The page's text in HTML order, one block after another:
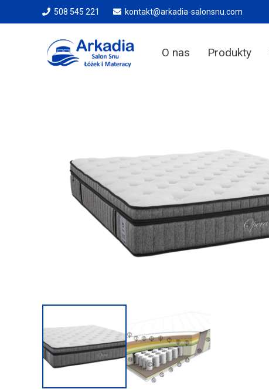
508 545 221 kontakt@arkadia-salonsnu.com
O nas Produkty